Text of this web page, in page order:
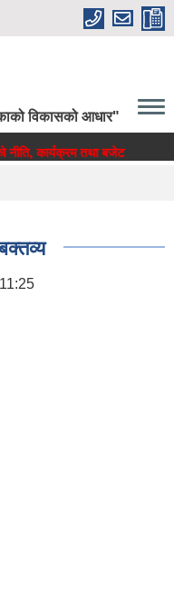
विकासको आधार"
कार्यक्रम तथा बजेट